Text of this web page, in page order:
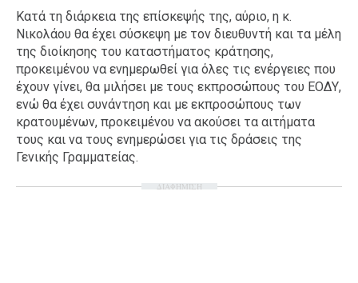
Κατά τη διάρκεια της επίσκεψής της, αύριο, η κ.
Νικολάου θα έχει σύσκεψη με τον διευθυντή και τα μέλη
της διοίκησης του καταστήματος κράτησης,
προκειμένου να ενημερωθεί για όλες τις ενέργειες που
έχουν γίνει, θα μιλήσει με τους εκπροσώπους του ΕΟΔΥ,
ενώ θα έχει συνάντηση και με εκπροσώπους των
κρατουμένων, προκειμένου να ακούσει τα αιτήματα
τους και να τους ενημερώσει για τις δράσεις της
Γενικής Γραμματείας.
ΔΙΑΦΗΜΙΣΗ